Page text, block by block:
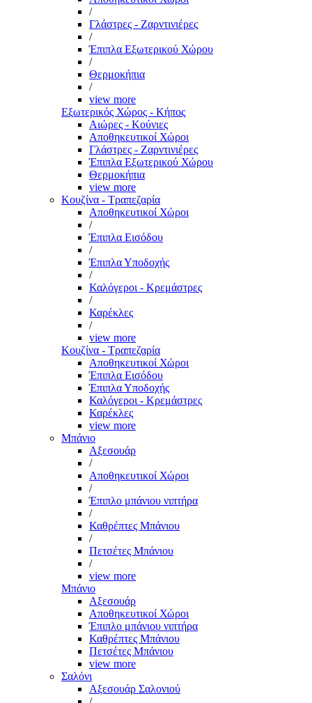
/
Γλάστρες - Ζαρντινιέρες
/
Έπιπλα Εξωτερικού Χώρου
/
Θερμοκήπια
/
view more
Εξωτερικός Χώρος - Κήπος
Αιώρες - Κούνιες
Αποθηκευτικοί Χώροι
Γλάστρες - Ζαρντινιέρες
Έπιπλα Εξωτερικού Χώρου
Θερμοκήπια
view more
Κουζίνα - Τραπεζαρία
Αποθηκευτικοί Χώροι
/
Έπιπλα Εισόδου
/
Έπιπλα Υποδοχής
/
Καλόγεροι - Κρεμάστρες
/
Καρέκλες
/
view more
Κουζίνα - Τραπεζαρία
Αποθηκευτικοί Χώροι
Έπιπλα Εισόδου
Έπιπλα Υποδοχής
Καλόγεροι - Κρεμάστρες
Καρέκλες
view more
Μπάνιο
Αξεσουάρ
/
Αποθηκευτικοί Χώροι
/
Έπιπλο μπάνιου νιπτήρα
/
Καθρέπτες Μπάνιου
/
Πετσέτες Μπάνιου
/
view more
Μπάνιο
Αξεσουάρ
Αποθηκευτικοί Χώροι
Έπιπλο μπάνιου νιπτήρα
Καθρέπτες Μπάνιου
Πετσέτες Μπάνιου
view more
Σαλόνι
Αξεσουάρ Σαλονιού